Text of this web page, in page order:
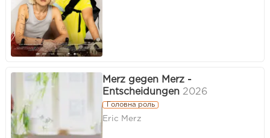
Merz gegen Merz -
Entscheidungen 2026
Головна роль
Eric Merz